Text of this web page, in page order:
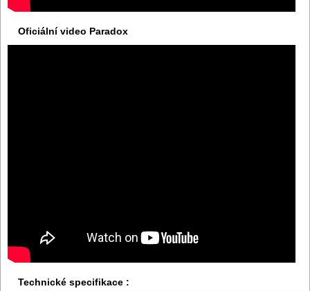
Oficiální video Paradox
Technické specifikace :